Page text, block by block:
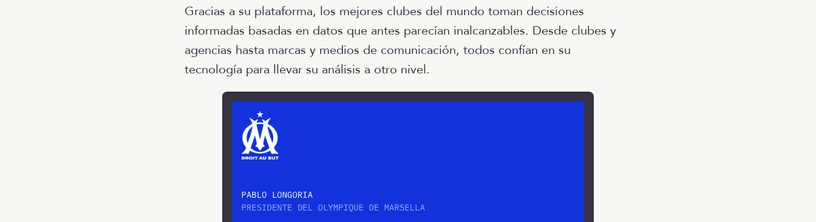
Gracias a su plataforma, los mejores clubes del mundo toman decisiones
informadas basadas en datos que antes parecían inalcanzables. Desde clubes y
agencias hasta marcas y medios de comunicación, todos confían en su
tecnología para llevar su análisis a otro nivel.